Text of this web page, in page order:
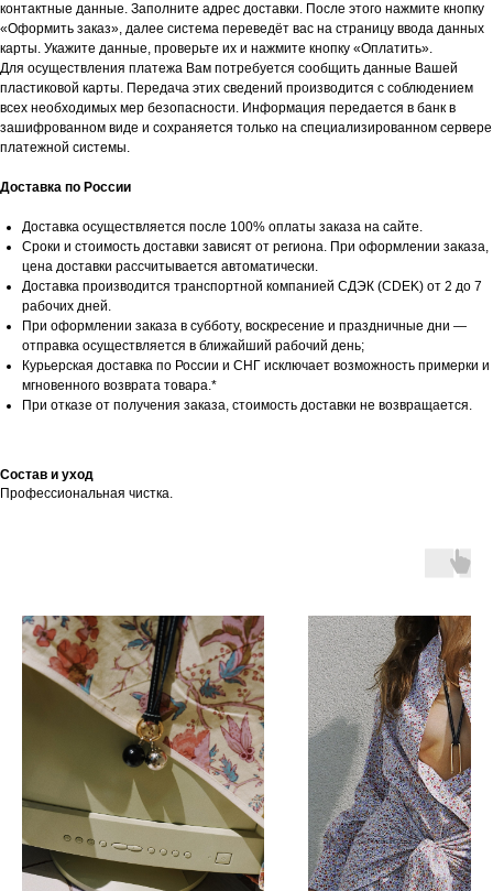
контактные данные. Заполните адрес доставки. После этого нажмите кнопку
«Оформить заказ», далее система переведёт вас на страницу ввода данных
карты. Укажите данные, проверьте их и нажмите кнопку «Оплатить».
Для осуществления платежа Вам потребуется сообщить данные Вашей
пластиковой карты. Передача этих сведений производится с соблюдением
всех необходимых мер безопасности. Информация передается в банк в
зашифрованном виде и сохраняется только на специализированном сервере
платежной системы.
Доставка по России
Доставка осуществляется после 100% оплаты заказа на сайте.
Сроки и стоимость доставки зависят от региона. При оформлении заказа,
цена доставки рассчитывается автоматически.
Доставка производится транспортной компанией СДЭК (CDEK) от 2 до 7
рабочих дней.
При оформлении заказа в субботу, воскресение и праздничные дни —
отправка осуществляется в ближайший рабочий день;
Курьерская доставка по России и СНГ исключает возможность примерки и
мгновенного возврата товара.*
При отказе от получения заказа, стоимость доставки не возвращается.
Состав и уход
Профессиональная чистка.